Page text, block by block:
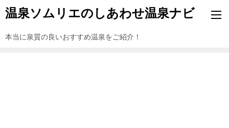
温泉ソムリエのしあわせ温泉ナビ
本当に泉質の良いおすすめ温泉をご紹介！